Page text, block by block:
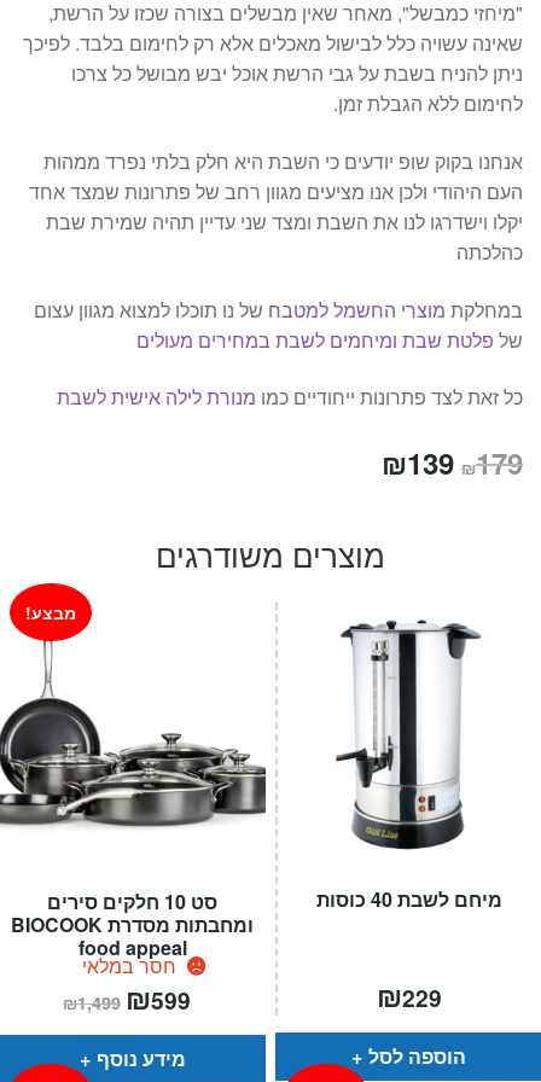
"מיחזי כמבשל", מאחר שאין מבשלים בצורה שכזו על הרשת,
שאינה עשויה כלל לבישול מאכלים אלא רק לחימום בלבד. לפיכך
ניתן להניח בשבת על גבי הרשת אוכל יבש מבושל כל צרכו
לחימום ללא הגבלת זמן.
אנחנו בקוק שופ יודעים כי השבת היא חלק בלתי נפרד ממהות
העם היהודי ולכן אנו מציעים מגוון רחב של פתרונות שמצד אחד
יקלו וישדרגו לנו את השבת ומצד שני עדיין תהיה שמירת שבת
כהלכתה
במחלקת מוצרי החשמל למטבח של נו תוכלו למצוא מגוון עצום
של פלטת שבת ומיחמים לשבת במחירים מעולים
כל זאת לצד פתרונות ייחודיים כמו מנורת לילה אישית לשבת
₪179 המחיר
₪139
הוא:
מוצרים משודרגים
סט 10 חלקים סירים
ומחבתות מסדרת BIOCOOK
food appeal
חסר במלאי
מבצע!
₪1,499 המחיר
המקורי
היה:
₪599
הוא:
מידע נוסף
מיחם לשבת 40 כוסות
₪229
הוספה לסל